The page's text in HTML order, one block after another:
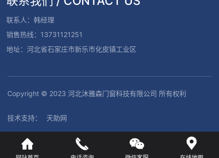
联系人：韩经理
销售热线：13731121251
地址：河北省石家庄市新乐市化皮镇工业区
Copyright © 2023 河北沐雅森门窗科技有限公司 所有权利
技术支持： 天助网